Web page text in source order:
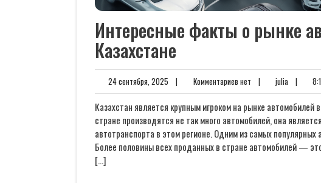
Интересные факты о рынке
Казахстане
24 сентября, 2025 24
сентября,
2025
| Комментариев нетКомментариев
нет
| juliajulia|
Казахстан является крупным игроком на рынке автомобилей
стране производятся не так много автомобилей, она
автотранспорта в этом регионе. Одним из самых
Более половины всех проданных в стране автомобилей —
[…]